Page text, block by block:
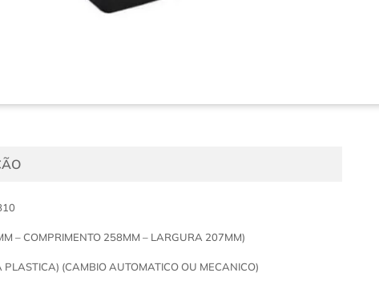
– COMPRIMENTO 258MM – LARGURA 207MM)
PLASTICA) (CAMBIO AUTOMATICO OU MECANICO)